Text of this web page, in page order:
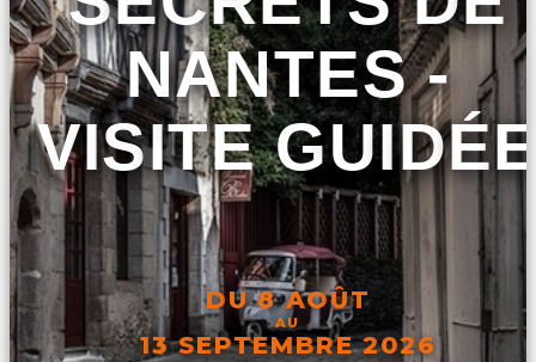
NANTES -
VISITE
DU 8 AOÛT
AU
13 SEPTEMBRE 2026